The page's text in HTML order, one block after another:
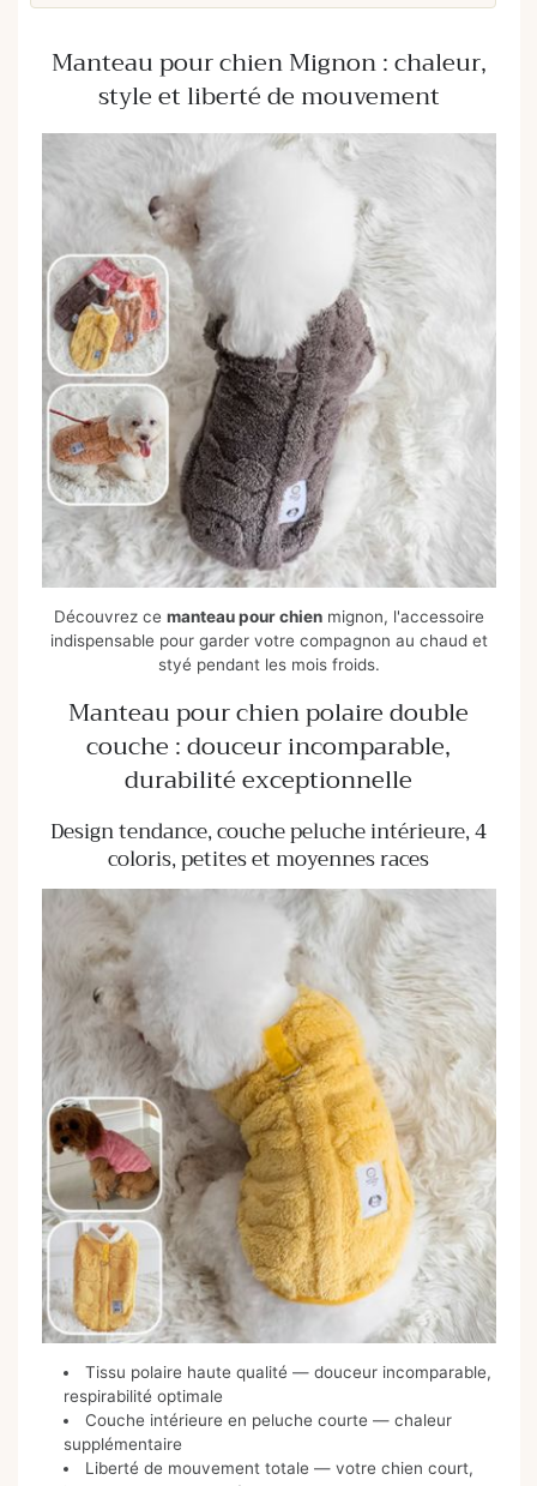
Manteau pour chien Mignon : chaleur,
style et liberté de mouvement
Découvrez ce manteau pour chienmignon, l'accessoire
indispensable pour garder votre compagnon au chaud et
styé pendant les mois froids.
Manteau pour chien polaire double
couche : douceur incomparable,
durabilité exceptionnelle
Design tendance, couche peluche intérieure, 4
coloris, petites et moyennes races
Tissu polaire haute qualité — douceur incomparable,
respirabilité optimale
Couche intérieure en peluche courte — chaleur
supplémentaire
Liberté de mouvement totale — votre chien court,